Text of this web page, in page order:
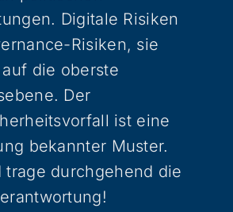
Digitale Risiken
Risiken, sie
die oberste
Der
ist eine
bekannter Muster.
trage durchgehend die